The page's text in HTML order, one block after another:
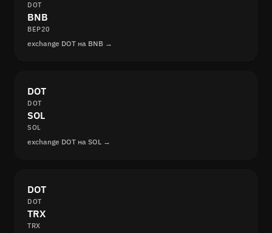
DOT
BNB
BEP20
exchange DOT на BNB →
DOT
DOT
SOL
SOL
exchange DOT на SOL →
DOT
DOT
TRX
TRX